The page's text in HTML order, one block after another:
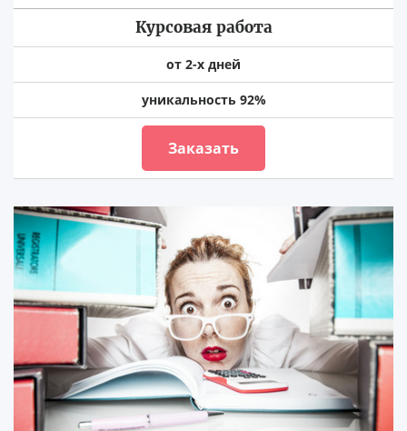
Курсовая работа
от 2-х дней
уникальность 92%
Заказать